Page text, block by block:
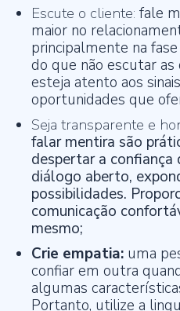
Escute o cliente: fale
maior no
principalmente na
do que não escutar
esteja atento aos
oportunidades que
Seja transparente e
falar mentira são
despertar a
diálogo aberto,
possibilidades.
comunicação
mesmo;
Crie empatia: uma
confiar em outra
algumas
Portanto, utilize a